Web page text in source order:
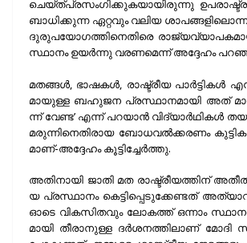
ചെയ്ത്പ്രസംഗിക്കുകയായിരുന്നു
ബാ​ധി​ക്കു​ന്ന ഏ​റ്റ​വും വ​ലി​യ
ദു​രു​പ​യോ​ഗ​ത്തി​നെ​തി​രെ
സ്ഥാ​നം ഉ​യ​ർ​ന്നു വ​ര​ണമെന്ന് അദ്ദേഹം
മ​ത​ങ്ങ​ൾ, ഭാ​ഷ​ക​ൾ, രാ​ഷ്ട്രീ​യ പാ​ർ​ട്ടി​ക​ൾ
മാ​യു​ള്ള ബ​ഹു​ജ​ന പ്ര​സ്ഥാ​ന​മാ​യി അ​ത്
ന്ന് വേ​ണ്ട’ എ​ന്ന് പ​റ​യാ​ൻ വി​ദ്യാ​ർ​ഥി​ക​ൾ
മ​രു​ന്നി​നെ​തി​രാ​യ ബോ​ധ​വ​ൽ​ക്ക​ര​ണം
മാ​ണ്-അദ്ദേഹം കൂട്ടിച്ചേർത്തു.
അ​തി​നാ​യി ജാ​തി മ​ത രാ​ഷ്ട്രീ​യ​ത്തി​ന്
യ പ്ര​സ്ഥാ​നം കെ​ട്ടി​പ്പെ​ടു​ക്കേ​ണ്ട​ത്‌
ഓ​ടെ വി​ക​സി​ത​വും ലോ​ക​ത്ത് ഒ​ന്നാം
മാ​യി തീ​രാ​നു​ള്ള ദ​ർ​ശ​ന​ത്തി​ലാ​ണ് മോ​ദി